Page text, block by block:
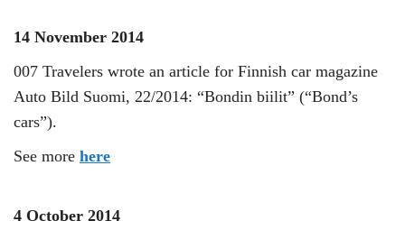
14 November 2014
007 Travelers wrote an article for Finnish car magazine
Auto Bild Suomi, 22/2014: “Bondin biilit” (“Bond’s
cars”).
See more here
4 October 2014